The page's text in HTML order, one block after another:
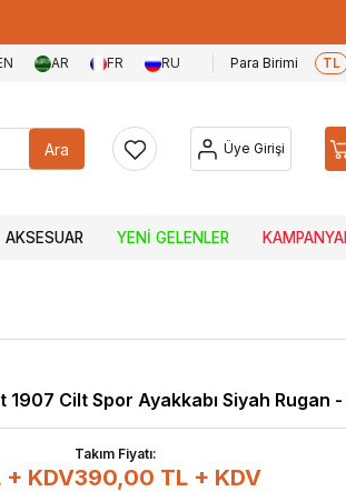
AR FR RU Para Birimi TL
Ara Üye Girişi
AKSESUAR YENI GELENLER
1907 Cilt Spor Ayakkabı Siyah Rugan -
KDV
Takım Fiyatı:
390,00 TL + KDV